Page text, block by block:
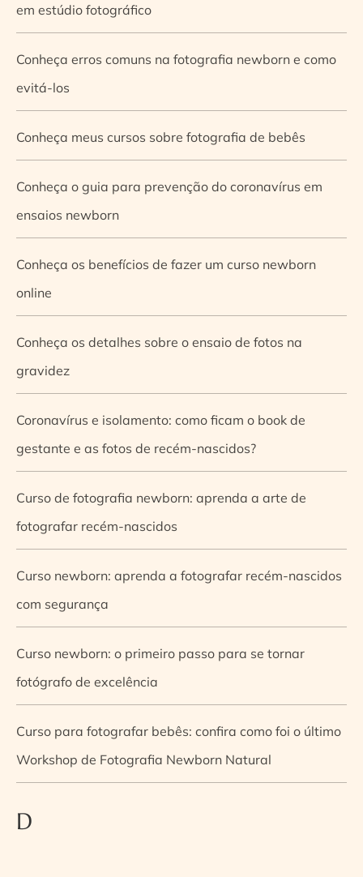
em estúdio fotográfico
Conheça erros comuns na fotografia newborn e como
evitá-los
Conheça meus cursos sobre fotografia de bebês
Conheça o guia para prevenção do coronavírus em
ensaios newborn
Conheça os benefícios de fazer um curso newborn
online
Conheça os detalhes sobre o ensaio de fotos na
gravidez
Coronavírus e isolamento: como ficam o book de
gestante e as fotos de recém-nascidos?
Curso de fotografia newborn: aprenda a arte de
fotografar recém-nascidos
Curso newborn: aprenda a fotografar recém-nascidos
com segurança
Curso newborn: o primeiro passo para se tornar
fotógrafo de excelência
Curso para fotografar bebês: confira como foi o último
Workshop de Fotografia Newborn Natural
D